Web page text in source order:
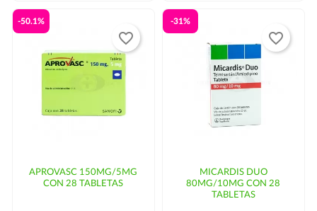
APROVASC 150MG/5MG
CON 28 TABLETAS
-50.1%
favorite_border
MICARDIS DUO
80MG/10MG CON 28
TABLETAS
-31%
favorite_border